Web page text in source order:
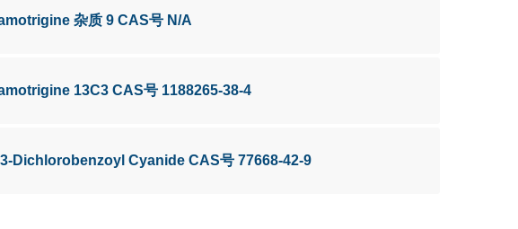
杂质 9 CAS号 N/A
13C3 CAS号 1188265-38-4
Dichlorobenzoyl Cyanide CAS号 77668-42-9